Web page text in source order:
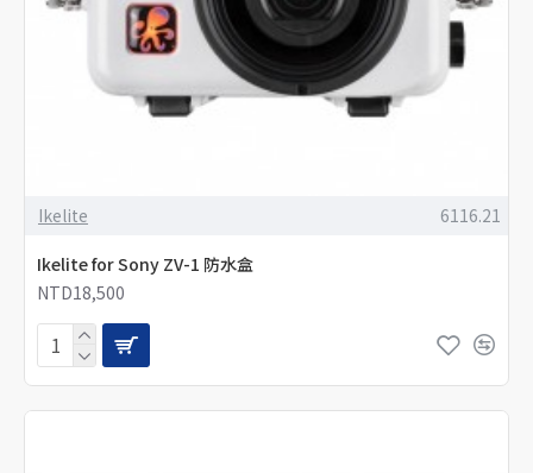
Ikelite 6116.21
Ikelite for Sony ZV-1 防水盒
NTD18,500